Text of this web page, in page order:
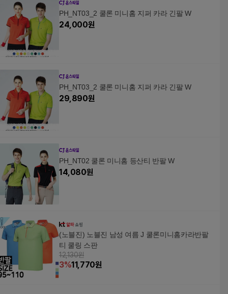
PH_NT03_2 쿨론 미니홈 지퍼 카라 긴팔 W
24,000원
PH_NT03_2 쿨론 미니홈 지퍼 카라 긴팔 W
29,890원
PH_NT02 쿨론 미니홈 등산티 반팔 W
14,080원
(노블진) 노블진 남성 여름 J 쿨론미니홈카라반팔
티 쿨링 스판
12,130원
3%11,770원